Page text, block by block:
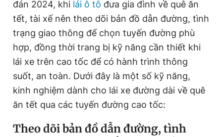
đán 2024, khi lái ô tô đưa gia đình về quê ăn
tết, tài xế nên theo dõi bản đồ dẫn đường, tình
trạng giao thông để chọn tuyến đường phù
hợp, đồng thời trang bị kỹ năng cần thiết khi
lái xe trên cao tốc để có hành trình thông
suốt, an toàn. Dưới đây là một số kỹ năng,
kinh nghiệm dành cho lái xe đường dài về quê
ăn tết qua các tuyến đường cao tốc:
Theo dõi bản đồ dẫn đường, tình